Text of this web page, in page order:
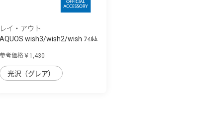
レイ・アウト
AQUOS wish3/wish2/wish ﾌｨﾙﾑ
参考価格￥1,430
光沢（グレア）